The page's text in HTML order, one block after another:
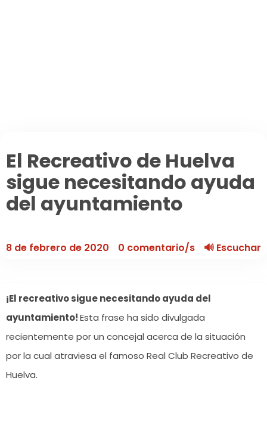
El Recreativo de Huelva
sigue necesitando ayuda
del ayuntamiento
8 de febrero de 2020 0 comentario/s 🔊 Escuchar
¡El recreativo sigue necesitando ayuda del
ayuntamiento!Esta frase ha sido divulgada
recientemente por un concejal acerca de la situación
por la cual atraviesa el famoso Real Club Recreativo de
Huelva.